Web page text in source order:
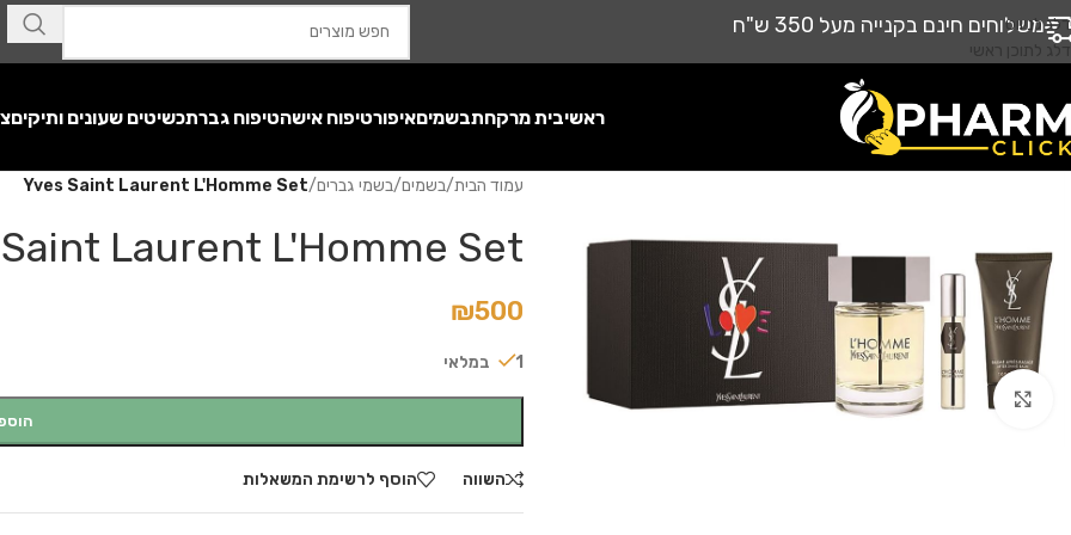
דלג לניווט
דלג לתוכן ראשי
משלוחים חינם בקנייה מעל 350 ש"ח
ראשיבית מרקחתבשמיםאיפורטיפוח אישהטיפוח גברתכשיטים שעונים ותיקים
לחץ להגדלה
עמוד הבית/בשמים/בשמי גברים/
Yves Saint Laurent L'Homme Set
Laurent L'Homme Set
₪500
1 במלאי
השווה הוסף לרשימת המשאלות